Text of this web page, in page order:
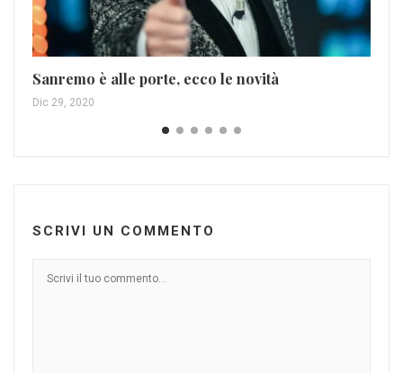
Sanremo è alle porte, ecco le novità
Dic 29, 2020
SCRIVI UN COMMENTO